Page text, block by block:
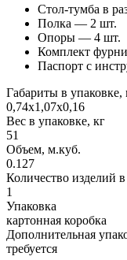
Стол-тумба в
Полка — 2 шт.
Опоры — 4 шт.
Комплект
Паспорт с
Габариты в упаковке,
0,74х1,07х0,16
Вес в упаковке, кг
51
Объем, м.куб.
0.127
Количество изделий
1
Упаковка
картонная коробка
Дополнительная
требуется